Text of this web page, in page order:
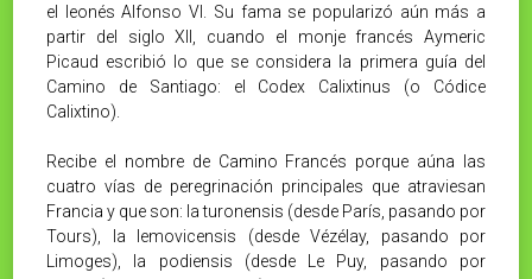
el leonés Alfonso VI. Su fama se popularizó aún más a
partir del siglo XII, cuando el monje francés Aymeric
Picaud escribió lo que se considera la primera guía del
Camino de Santiago: el Codex Calixtinus (o Códice
Calixtino).
Recibe el nombre de Camino Francés porque aúna las
cuatro vías de peregrinación principales que atraviesan
Francia y que son: la turonensis (desde París, pasando por
Tours), la lemovicensis (desde Vézélay, pasando por
Limoges), la podiensis (desde Le Puy, pasando por